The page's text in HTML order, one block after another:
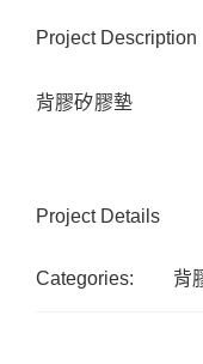
Project Description
背膠矽膠墊
Project Details
Categories: 背